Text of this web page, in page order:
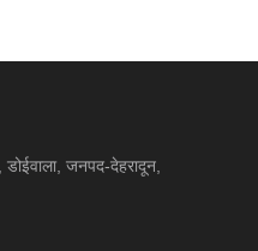
जनपद-देहरादून,